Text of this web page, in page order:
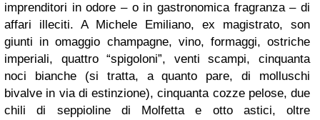
imprenditori in odore – o in gastronomica fragranza – di
affari illeciti. A Michele Emiliano, ex magistrato, son
giunti in omaggio champagne, vino, formaggi, ostriche
imperiali, quattro “spigoloni”, venti scampi, cinquanta
noci bianche (si tratta, a quanto pare, di molluschi
bivalve in via di estinzione), cinquanta cozze pelose, due
chili di seppioline di Molfetta e otto astici, oltre